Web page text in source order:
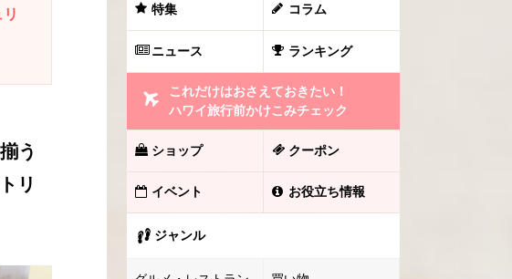
う
リ
特集 コラム
ニュース ランキング
これだけはおさえておきたい！
ハワイ旅行前かけこみチェック
ショップ クーポン
イベント お役立ち情報
ジャンル